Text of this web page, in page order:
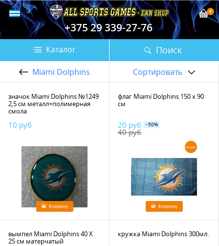
+375 29 339-27-76
Поиск
0
Каталог
Miami Dolphins Сортировать
значок Miami Dolphins №1249
2,5 см металл+полимерная
смола
10 руб
В корзину
флаг Miami Dolphins 150 х 90
см
20 руб
40 руб
−50%
Акция
В корзину
вымпел Miami Dolphins 40 Х
25 см матерчатый
кружка Miami Dolphins 300мл.